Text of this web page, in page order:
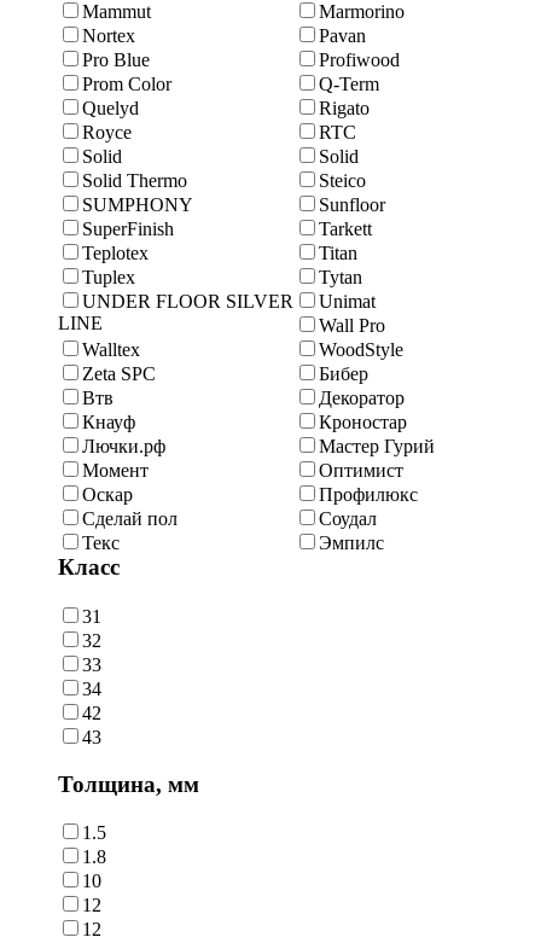
Mammut
Marmоrino
Nortex
Pavan
Pro Blue
Profiwood
Prom Color
Q-Term
Quelyd
Rigato
Royce
RTC
Solid
Solid
Solid Thermo
Steico
SUMPHONY
Sunfloor
SuperFinish
Tarkett
Teplotex
Titan
Tuplex
Tytan
UNDER FLOOR SILVER
LINE
Unimat
Wall Pro
Walltex
WoodStyle
Zeta SPC
Бибер
Втв
Декоратор
Кнауф
Кроностар
Лючки.рф
Мастер Гурий
Момент
Оптимист
Оскар
Профилюкс
Сделай пол
Соудал
Текс
Эмпилс
Класс
31
32
33
34
42
43
Толщина, мм
1.5
1.8
10
12
12